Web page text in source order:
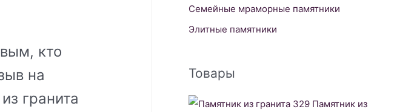
кто
на
гранита
Семейные мраморные памятники
Элитные памятники
Товары
Памятник из